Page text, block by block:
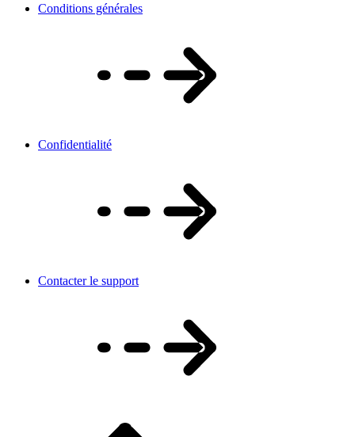
Conditions générales
Confidentialité
Contacter le support